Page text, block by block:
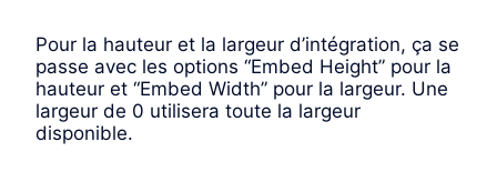
Pour la hauteur et la largeur d’intégration, ça se
passe avec les options “Embed Height” pour la
hauteur et “Embed Width” pour la largeur. Une
largeur de 0 utilisera toute la largeur
disponible.